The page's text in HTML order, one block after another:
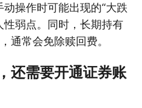
操作时可能出现的“大跌
性弱点。同时，长期持有
通常会免除赎回费。
还需要开通证券账